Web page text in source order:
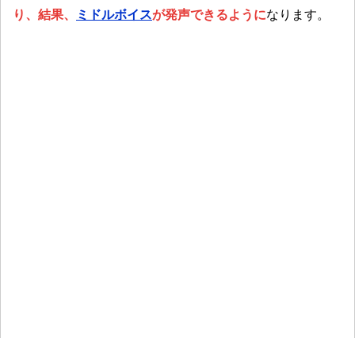
り、結果、
ミドルボイスが発声できるようになります。